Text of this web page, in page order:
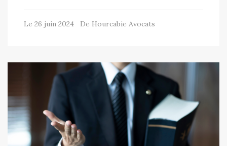
Le 26 juin 2024 De Hourcabie Avocats